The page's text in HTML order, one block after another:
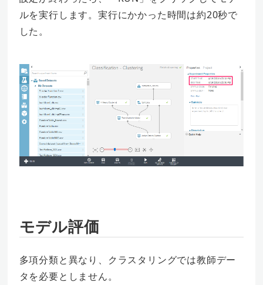
ルを実行します。実行にかかった時間は約20秒で
した。
モデル評価
多項分類と異なり、クラスタリングでは教師デー
タを必要としません。